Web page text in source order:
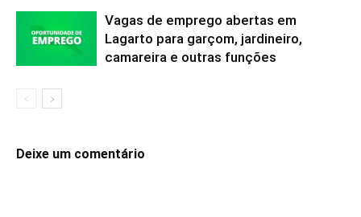
Vagas de emprego abertas em
Lagarto para garçom, jardineiro,
camareira e outras funções
Deixe um comentário